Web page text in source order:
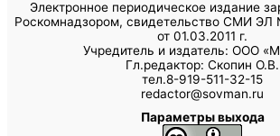
Электронное периодическое издание
Роскомнадзором, свидетельство СМИ
от 01.03.2011 г.
Учредитель и издатель: ООО
Гл.редактор: Скопин О.В.
тел.8-919-511-32-15
redactor@sovman.ru
Параметры выхода